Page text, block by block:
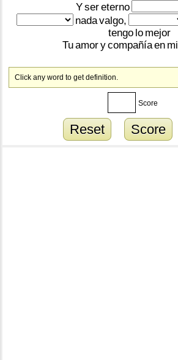
Ysereterno
nadavalgo,
tengo lo mejor
Tuamorycompañíaen mi
Click any word to get definition.
Score
Reset Score